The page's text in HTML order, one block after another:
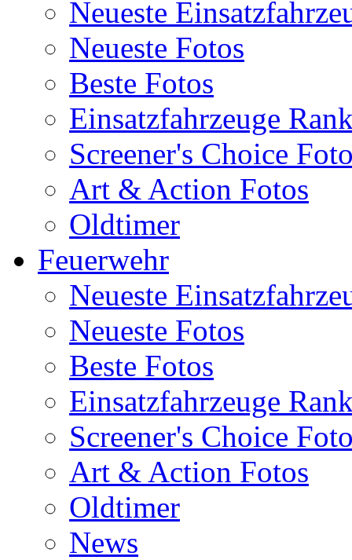
Neueste
Neueste Fotos
Beste Fotos
Einsatzfahrzeuge
Screener's Choice
Art & Action Fotos
Oldtimer
Feuerwehr
Neueste
Neueste Fotos
Beste Fotos
Einsatzfahrzeuge
Screener's Choice
Art & Action Fotos
Oldtimer
News